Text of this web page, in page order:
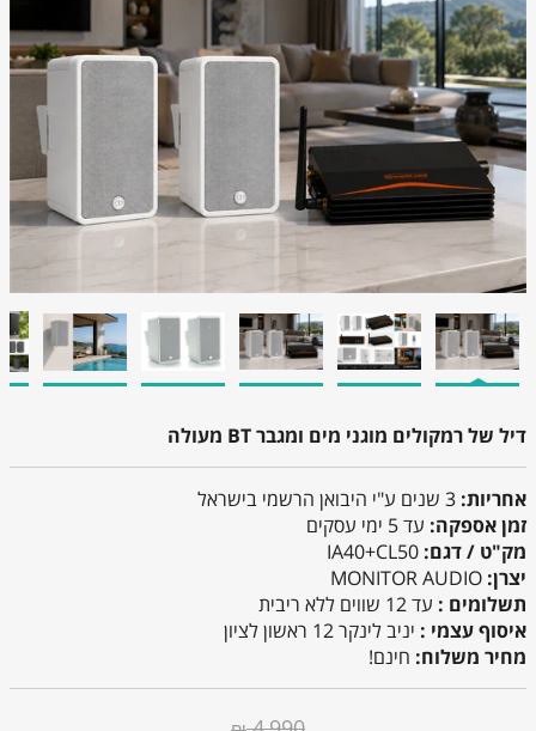
דיל של רמקולים מוגני מים ומגבר BT מעולה
אחריות: 3 שנים ע"י היבואן הרשמי בישראל
זמן אספקה: עד 5 ימי עסקים
מק"ט / דגם: IA40+CL50
יצרן: MONITOR AUDIO
תשלומים : עד 12 שווים ללא ריבית
איסוף עצמי : יניב לינקר 12 ראשון לציון
מחיר משלוח: חינם!